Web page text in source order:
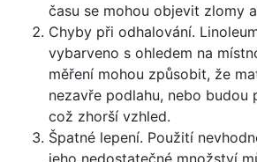
času se mohou objevit zlomy
Chyby při odhalování.
vybarveno s ohledem na
měření mohou způsobit, že
nezavře podlahu, nebo budou
což zhorší vzhled.
Špatné lepení. Použití